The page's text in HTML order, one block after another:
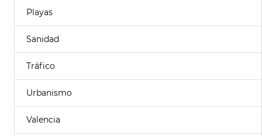
Playas
Sanidad
Tráfico
Urbanismo
Valencia